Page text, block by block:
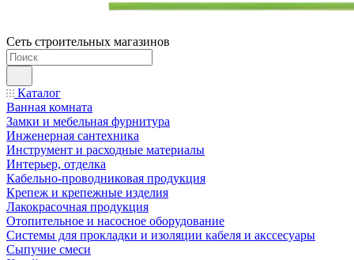
Сеть строительных магазинов
Каталог
Ванная комната
Замки и мебельная фурнитура
Инженерная сантехника
Инструмент и расходные материалы
Интерьер, отделка
Кабельно-проводниковая продукция
Крепеж и крепежные изделия
Лакокрасочная продукция
Отопительное и насосное оборудование
Системы для прокладки и изоляции кабеля и акссесуары
Сыпучие смеси